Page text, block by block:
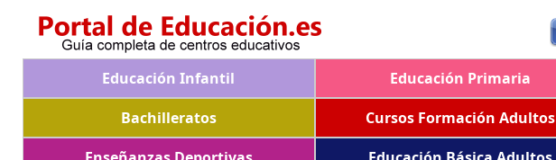
Educación Infantil Educación Primaria
Bachilleratos
Cursos Formación Adultos